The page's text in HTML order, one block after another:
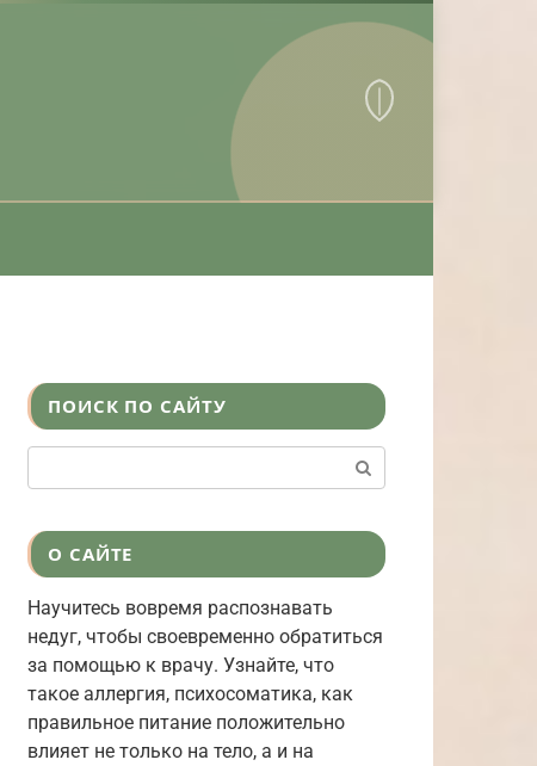
ПОИСК ПО САЙТУ
О САЙТЕ
Научитесь вовремя распознавать
недуг, чтобы своевременно обратиться
за помощью к врачу. Узнайте, что
такое аллергия, психосоматика, как
правильное питание положительно
влияет не только на тело, а и на